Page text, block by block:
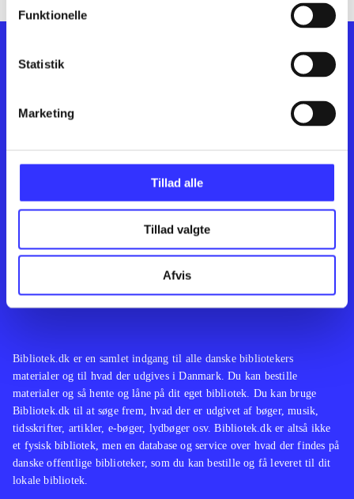
Funktionelle
Statistik
Marketing
Tillad alle
Tillad valgte
Afvis Feedback
Bibliotek.dk er en samlet indgang til alle danske bibliotekers
materialer og til hvad der udgives i Danmark. Du kan bestille
materialer og så hente og låne på dit eget bibliotek. Du kan bruge
Bibliotek.dk til at søge frem, hvad der er udgivet af bøger, musik,
tidsskrifter, artikler, e-bøger, lydbøger osv. Bibliotek.dk er altså ikke
et fysisk bibliotek, men en database og service over hvad der findes på
danske offentlige biblioteker, som du kan bestille og få leveret til dit
lokale bibliotek.
Kontakt os
English
Artikler
Film
Musik
Noder